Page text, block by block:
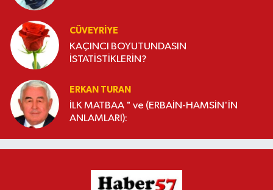
CÜVEYRIYE
KAÇINCI BOYUTUNDASIN
İSTATİSTİKLERİN?
ERKAN TURAN
İLK MATBAA " ve (ERBAİN-HAMSİN'İN
ANLAMLARI):